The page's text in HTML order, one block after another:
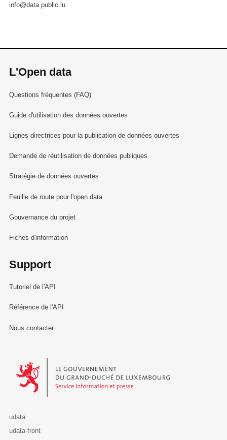
info@data.public.lu
L'Open data
Questions fréquentes (FAQ)
Guide d'utilisation des données ouvertes
Lignes directrices pour la publication de données ouvertes
Demande de réutilisation de données publiques
Stratégie de données ouvertes
Feuille de route pour l'open data
Gouvernance du projet
Fiches d'information
Support
Tutoriel de l'API
Référence de l'API
Nous contacter
Le Gouvernement du Grand-Duché de Luxembourg - Service
udata
udata-front